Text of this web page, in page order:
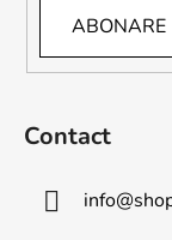
ABONARE
Contact
info@